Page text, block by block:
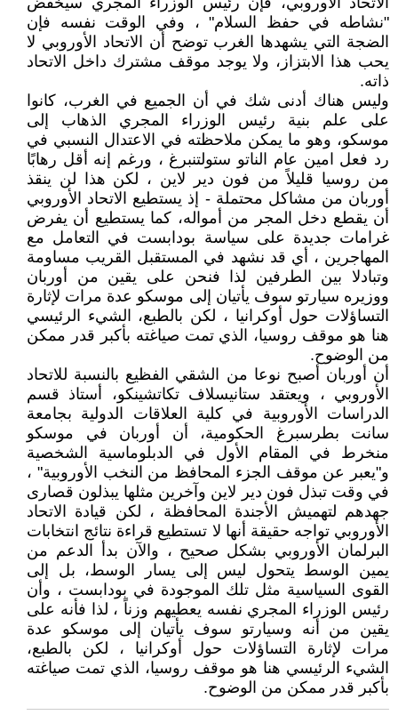
"نشاطه في حفظ السلام" ، وفي الوقت نفسه فإن
الضجة التي يشهدها الغرب توضح أن الاتحاد الأوروبي لا
يحب هذا الابتزاز، ولا يوجد موقف مشترك داخل الاتحاد
ذاته.
وليس هناك أدنى شك في أن الجميع في الغرب، كانوا
على علم بنية رئيس الوزراء المجري الذهاب إلى
موسكو، وهو ما يمكن ملاحظته في الاعتدال النسبي في
رد فعل امين عام الناتو ستولتنبرغ ، ورغم إنه أقل رهابًا
من روسيا قليلاً من فون دير لاين ، لكن هذا لن ينقذ
أوربان من مشاكل محتملة - إذ يستطيع الاتحاد الأوروبي
أن يقطع دخل المجر من أمواله، كما يستطيع أن يفرض
غرامات جديدة على سياسة بودابست في التعامل مع
المهاجرين ، أي قد نشهد في المستقبل القريب مساومة
وتبادلا بين الطرفين لذا فنحن على يقين من أوربان
ووزيره سيارتو سوف يأتيان إلى موسكو عدة مرات لإثارة
التساؤلات حول أوكرانيا ، لكن بالطبع، الشيء الرئيسي
هنا هو موقف روسيا، الذي تمت صياغته بأكبر قدر ممكن
من الوضوح.
أن أوربان أصبح نوعا من الشقي الفظيع بالنسبة للاتحاد
الأوروبي ، ويعتقد ستانيسلاف تكاتشينكو، أستاذ قسم
الدراسات الأوروبية في كلية العلاقات الدولية بجامعة
سانت بطرسبرغ الحكومية، أن أوربان في موسكو
منخرط في المقام الأول في الدبلوماسية الشخصية
و"يعبر عن موقف الجزء المحافظ من النخب الأوروبية" ،
في وقت تبذل فون دير لاين وآخرين مثلها يبذلون قصارى
جهدهم لتهميش الأجندة المحافظة ، لكن قيادة الاتحاد
الأوروبي تواجه حقيقة أنها لا تستطيع قراءة نتائج انتخابات
البرلمان الأوروبي بشكل صحيح ، والآن بدأ الدعم من
يمين الوسط يتحول ليس إلى يسار الوسط، بل إلى
القوى السياسية مثل تلك الموجودة في بودابست ، وأن
رئيس الوزراء المجري نفسه يعطيهم وزناً ، لذا فأنه على
يقين من أنه وسيارتو سوف يأتيان إلى موسكو عدة
مرات لإثارة التساؤلات حول أوكرانيا ، لكن بالطبع،
الشيء الرئيسي هنا هو موقف روسيا، الذي تمت صياغته
بأكبر قدر ممكن من الوضوح.